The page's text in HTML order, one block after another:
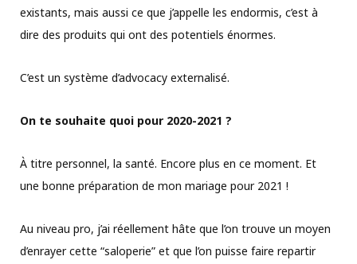
existants, mais aussi ce que j’appelle les endormis, c’est à
dire des produits qui ont des potentiels énormes.
C’est un système d’advocacy externalisé.
On te souhaite quoi pour 2020-2021 ?
À titre personnel, la santé. Encore plus en ce moment. Et
une bonne préparation de mon mariage pour 2021 !
Au niveau pro, j’ai réellement hâte que l’on trouve un moyen
d’enrayer cette “saloperie” et que l’on puisse faire repartir